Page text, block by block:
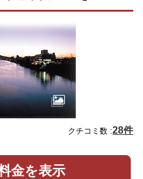
クチコミ数 :28件
金を表示